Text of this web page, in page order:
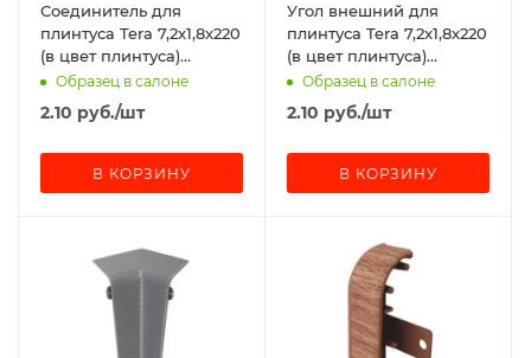
Соединитель для
плинтуса Tera 7,2x1,8x220
(в цвет плинтуса)
(отдельно от покрытия
не продаются!)
Образец в салоне
2.10 руб./шт
В КОРЗИНУ
Угол внешний для
плинтуса Tera 7,2x1,8x220
(в цвет плинтуса)
(отдельно от покрытия
не продаются!)
Образец в салоне
2.10 руб./шт
В КОРЗИНУ